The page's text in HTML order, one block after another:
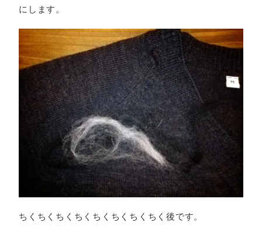
にします。
ちくちくちくちくちくちくちくちく後です。